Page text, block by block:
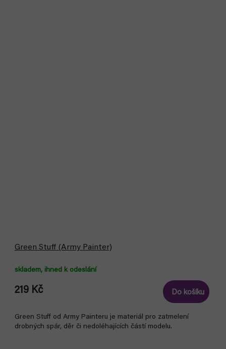
Green Stuff (Army Painter)
skladem, ihned k odeslání
219 Kč Do košíku
Green Stuff od Army Painteru je materiál pro zatmelení
drobných spár, děr či nedoléhajících částí modelu.